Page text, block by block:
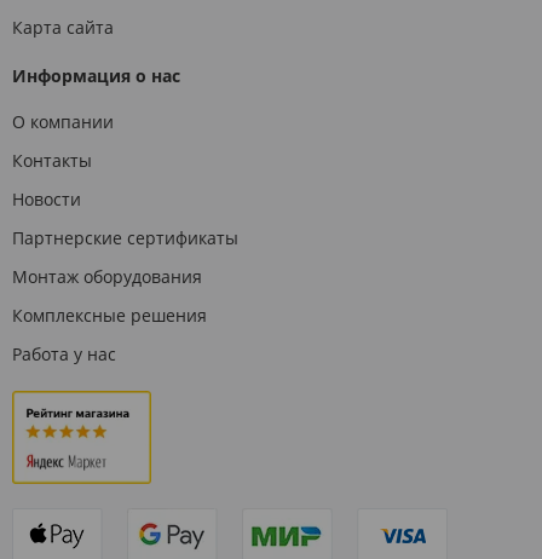
Карта сайта
Информация о нас
О компании
Контакты
Новости
Партнерские сертификаты
Монтаж оборудования
Комплексные решения
Работа у нас